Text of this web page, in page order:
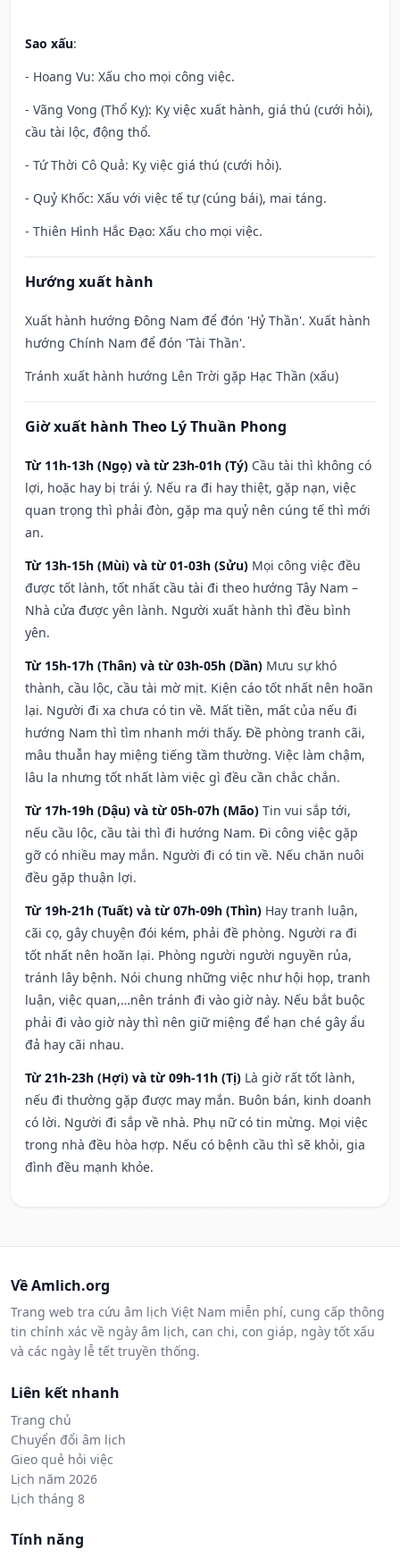
Sao xấu:
- Hoang Vu: Xấu cho mọi công việc.
- Vãng Vong (Thổ Kỵ): Kỵ việc xuất hành, giá thú (cưới hỏi),
cầu tài lộc, động thổ.
- Tứ Thời Cô Quả: Kỵ việc giá thú (cưới hỏi).
- Quỷ Khốc: Xấu với việc tế tự (cúng bái), mai táng.
- Thiên Hình Hắc Đạo: Xấu cho mọi việc.
Hướng xuất hành
Xuất hành hướng Đông Nam để đón 'Hỷ Thần'. Xuất hành
hướng Chính Nam để đón 'Tài Thần'.
Tránh xuất hành hướng Lên Trời gặp Hạc Thần (xấu)
Giờ xuất hành Theo Lý Thuần Phong
Từ 11h-13h (Ngọ) và từ 23h-01h (Tý) Cầu tài thì không có
lợi, hoặc hay bị trái ý. Nếu ra đi hay thiệt, gặp nạn, việc
quan trọng thì phải đòn, gặp ma quỷ nên cúng tế thì mới
an.
Từ 13h-15h (Mùi) và từ 01-03h (Sửu) Mọi công việc đều
được tốt lành, tốt nhất cầu tài đi theo hướng Tây Nam –
Nhà cửa được yên lành. Người xuất hành thì đều bình
yên.
Từ 15h-17h (Thân) và từ 03h-05h (Dần) Mưu sự khó
thành, cầu lộc, cầu tài mờ mịt. Kiện cáo tốt nhất nên hoãn
lại. Người đi xa chưa có tin về. Mất tiền, mất của nếu đi
hướng Nam thì tìm nhanh mới thấy. Đề phòng tranh cãi,
mâu thuẫn hay miệng tiếng tầm thường. Việc làm chậm,
lâu la nhưng tốt nhất làm việc gì đều cần chắc chắn.
Từ 17h-19h (Dậu) và từ 05h-07h (Mão) Tin vui sắp tới,
nếu cầu lộc, cầu tài thì đi hướng Nam. Đi công việc gặp
gỡ có nhiều may mắn. Người đi có tin về. Nếu chăn nuôi
đều gặp thuận lợi.
Từ 19h-21h (Tuất) và từ 07h-09h (Thìn) Hay tranh luận,
cãi cọ, gây chuyện đói kém, phải đề phòng. Người ra đi
tốt nhất nên hoãn lại. Phòng người người nguyền rủa,
tránh lây bệnh. Nói chung những việc như hội họp, tranh
luận, việc quan,…nên tránh đi vào giờ này. Nếu bắt buộc
phải đi vào giờ này thì nên giữ miệng để hạn ché gây ẩu
đả hay cãi nhau.
Từ 21h-23h (Hợi) và từ 09h-11h (Tị) Là giờ rất tốt lành,
nếu đi thường gặp được may mắn. Buôn bán, kinh doanh
có lời. Người đi sắp về nhà. Phụ nữ có tin mừng. Mọi việc
trong nhà đều hòa hợp. Nếu có bệnh cầu thì sẽ khỏi, gia
đình đều mạnh khỏe.
Về Amlich.org
Trang web tra cứu âm lịch Việt Nam miễn phí, cung cấp thông
tin chính xác về ngày âm lịch, can chi, con giáp, ngày tốt xấu
và các ngày lễ tết truyền thống.
Liên kết nhanh
Trang chủ
Chuyển đổi âm lịch
Gieo quẻ hỏi việc
Lịch năm 2026
Lịch tháng 8
Tính năng